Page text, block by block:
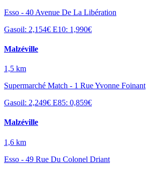
Esso - 40 Avenue De La Libération
Gasoil: 2,154€ E10: 1,990€
Malzéville
1,5 km
Supermarché Match - 1 Rue Yvonne Foinant
Gasoil: 2,249€ E85: 0,859€
Malzéville
1,6 km
Esso - 49 Rue Du Colonel Driant